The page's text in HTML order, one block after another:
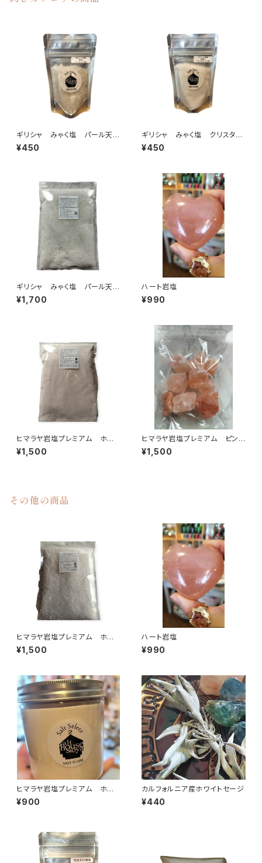
ギリシャ みゃく塩 パール天日
塩 【あら塩】100g
¥450
ギリシャ みゃく塩 クリスタル
天日塩 【さら塩】100g
¥450
ギリシャ みゃく塩 パール天日
塩 【あら塩】1kg
¥1,700
ハート岩塩
¥990
ヒマラヤ岩塩プレミアム ホワ
イトピンク〈グレイン〉1㎏
¥1,500
ヒマラヤ岩塩プレミアム ピンク
ブロック〈ランダム〉1㎏
¥1,500
その他の商品
ヒマラヤ岩塩プレミアム ホワ
イト〈チップ〉1㎏
¥1,500
ハート岩塩
¥990
ヒマラヤ岩塩プレミアム ホワ
イトピンクパウダー ボトル入り
¥900
カルフォルニア産ホワイトセージ
¥440